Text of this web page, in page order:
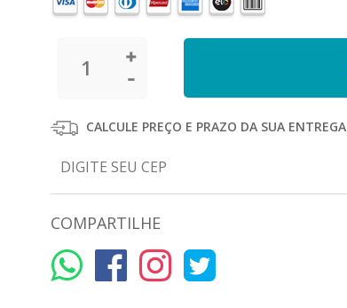
CALCULE PREÇO E PRAZO DA SUA ENTREGA
COMPARTILHE